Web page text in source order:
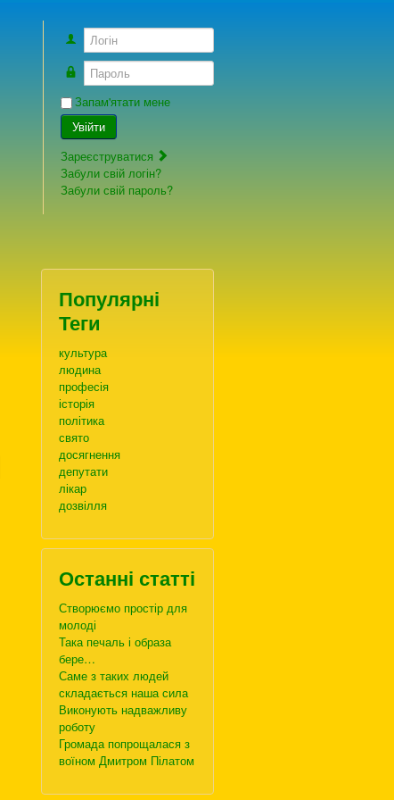
Логін
Пароль
Запам'ятати мене
Увійти
Зареєструватися
Забули свій логін?
Забули свій пароль?
Популярні
Теги
культура
людина
професія
історія
політика
свято
досягнення
депутати
лікар
дозвілля
Останні статті
Створюємо простір для
молоді
Така печаль і образа
бере…
Саме з таких людей
складається наша сила
Виконують надважливу
роботу
Громада попрощалася з
воїном Дмитром Пілатом